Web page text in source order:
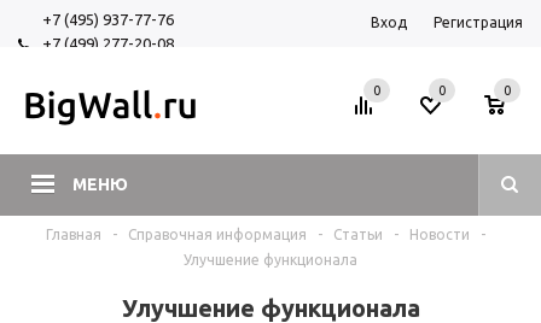
+7 (495) 937-77-76
+7 (499) 277-20-08
Вход Регистрация
МЕНЮ
0 0
0
Главная - Справочная информация - Статьи - Новости
-
Улучшение функционала
Улучшение функционала